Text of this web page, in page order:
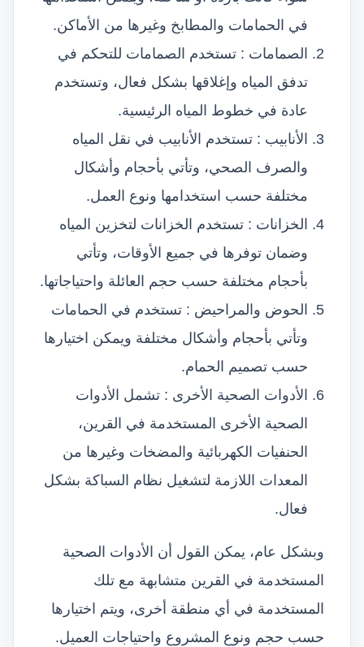
في الحمامات والمطابخ وغيرها من الأماكن.
الصمامات : تستخدم الصمامات للتحكم في
تدفق المياه وإغلاقها بشكل فعال، وتستخدم
عادة في خطوط المياه الرئيسية.
الأنابيب : تستخدم الأنابيب في نقل المياه
والصرف الصحي، وتأتي بأحجام وأشكال
مختلفة حسب استخدامها ونوع العمل.
الخزانات : تستخدم الخزانات لتخزين المياه
وضمان توفرها في جميع الأوقات، وتأتي
بأحجام مختلفة حسب حجم العائلة واحتياجاتها.
الحوض والمراحيض : تستخدم في الحمامات
وتأتي بأحجام وأشكال مختلفة ويمكن اختيارها
حسب تصميم الحمام.
الأدوات الصحية الأخرى : تشمل الأدوات
الصحية الأخرى المستخدمة في القرين،
الحنفيات الكهربائية والمضخات وغيرها من
المعدات اللازمة لتشغيل نظام السباكة بشكل
فعال.
وبشكل عام، يمكن القول أن الأدوات الصحية
المستخدمة في القرين متشابهة مع تلك
المستخدمة في أي منطقة أخرى، ويتم اختيارها
حسب حجم ونوع المشروع واحتياجات العميل.